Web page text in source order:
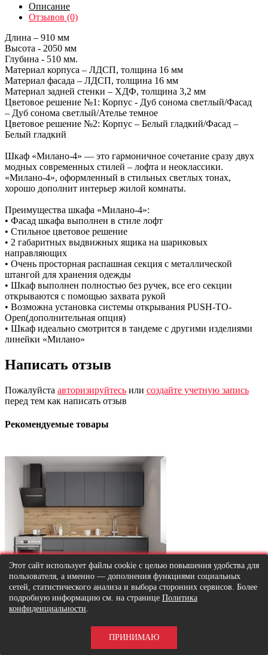
Описание
Отзывов (0)
Длина – 910 мм
Высота - 2050 мм
Глубина - 510 мм.
Материал корпуса – ЛДСП, толщина 16 мм
Материал фасада – ЛДСП, толщина 16 мм
Материал задней стенки – ХДФ, толщина 3,2 мм
Цветовое решение №1: Корпус - Дуб сонома светлый/Фасад
– Дуб сонома светлый/Ателье темное
Цветовое решение №2: Корпус – Белый гладкий/Фасад –
Белый гладкий
Шкаф «Милано-4» — это гармоничное сочетание сразу двух
модных современных стилей – лофта и неоклассики.
«Милано-4», оформленный в стильных светлых тонах,
хорошо дополнит интерьер жилой комнаты.
Преимущества шкафа «Милано-4»:
• Фасад шкафа выполнен в стиле лофт
• Стильное цветовое решение
• 2 габаритных выдвижных ящика на шариковых
направляющих
• Очень просторная распашная секция с металлической
штангой для хранения одежды
• Шкаф выполнен полностью без ручек, все его секции
открываются с помощью захвата рукой
• Возможна установка системы открывания PUSH-TO-
Open(дополнительная опция)
• Шкаф идеально смотрится в тандеме с другими изделиями
линейки «Милано»
Написать отзыв
Пожалуйста авторизируйтесь или создайте учетную запись
перед тем как написать отзыв
Рекомендуемые товары
Этот сайт использует файлы cookie с целью повышения удобства для
пользователя, а именно — дополнения функциями социальных
сетей, статистического анализа и выбора сторонних сервисов. Более
подробную информацию см. на странице Политика
конфиденциальности.
ПРИНИМАЮ